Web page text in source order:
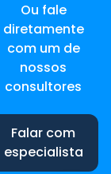
Ou fale
diretamente
com um de
nossos
consultores
Falar com
especialista